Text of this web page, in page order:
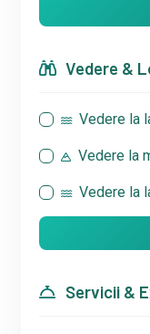
Vedere &
Vedere la
Vedere la
Vedere la
Servicii &